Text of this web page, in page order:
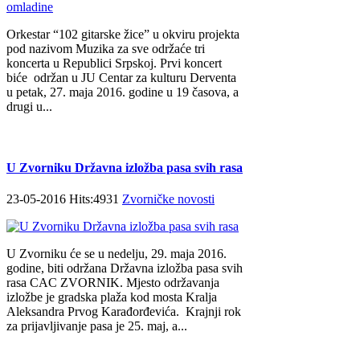
Orkestar “102 gitarske žice” u okviru projekta
pod nazivom Muzika za sve održaće tri
koncerta u Republici Srpskoj. Prvi koncert
biće održan u JU Centar za kulturu Derventa
u petak, 27. maja 2016. godine u 19 časova, a
drugi u...
U Zvorniku Državna izložba pasa svih rasa
23-05-2016 Hits:4931 Zvorničke novosti
U Zvorniku će se u nedelju, 29. maja 2016.
godine, biti održana Državna izložba pasa svih
rasa CAC ZVORNIK. Mjesto održavanja
izložbe je gradska plaža kod mosta Kralja
Aleksandra Prvog Karađorđevića. Krajnji rok
za prijavljivanje pasa je 25. maj, a...